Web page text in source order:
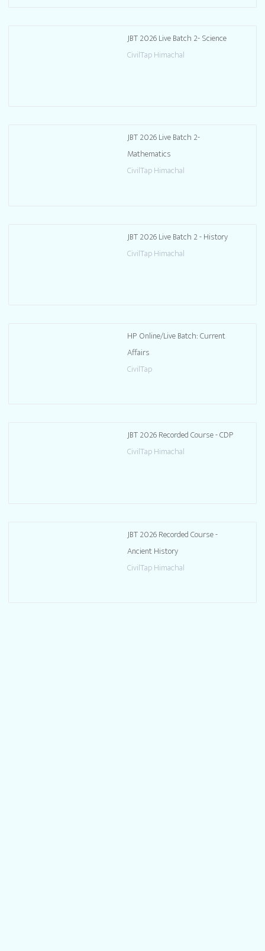
JBT 2026 Live Batch 2- Science
CivilTap Himachal
JBT 2026 Live Batch 2-
Mathematics
CivilTap Himachal
JBT 2026 Live Batch 2 - History
CivilTap Himachal
HP Online/Live Batch: Current
Affairs
CivilTap
JBT 2026 Recorded Course - CDP
CivilTap Himachal
JBT 2026 Recorded Course -
Ancient History
CivilTap Himachal